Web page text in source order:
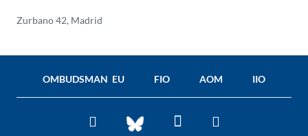
Zurbano 42, Madrid
OMBUDSMAN EU FIO AOM IIO
Twitter BlueSkyFacebookYou
Tube